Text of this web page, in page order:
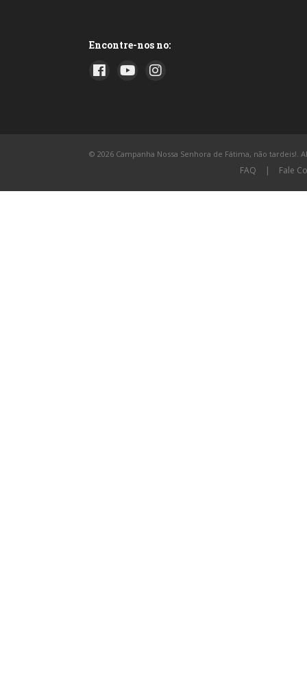
Encontre-nos no:
© 2026 Campanha Nossa Senhora de Fátima, não tardeis!.
FAQ | Fale